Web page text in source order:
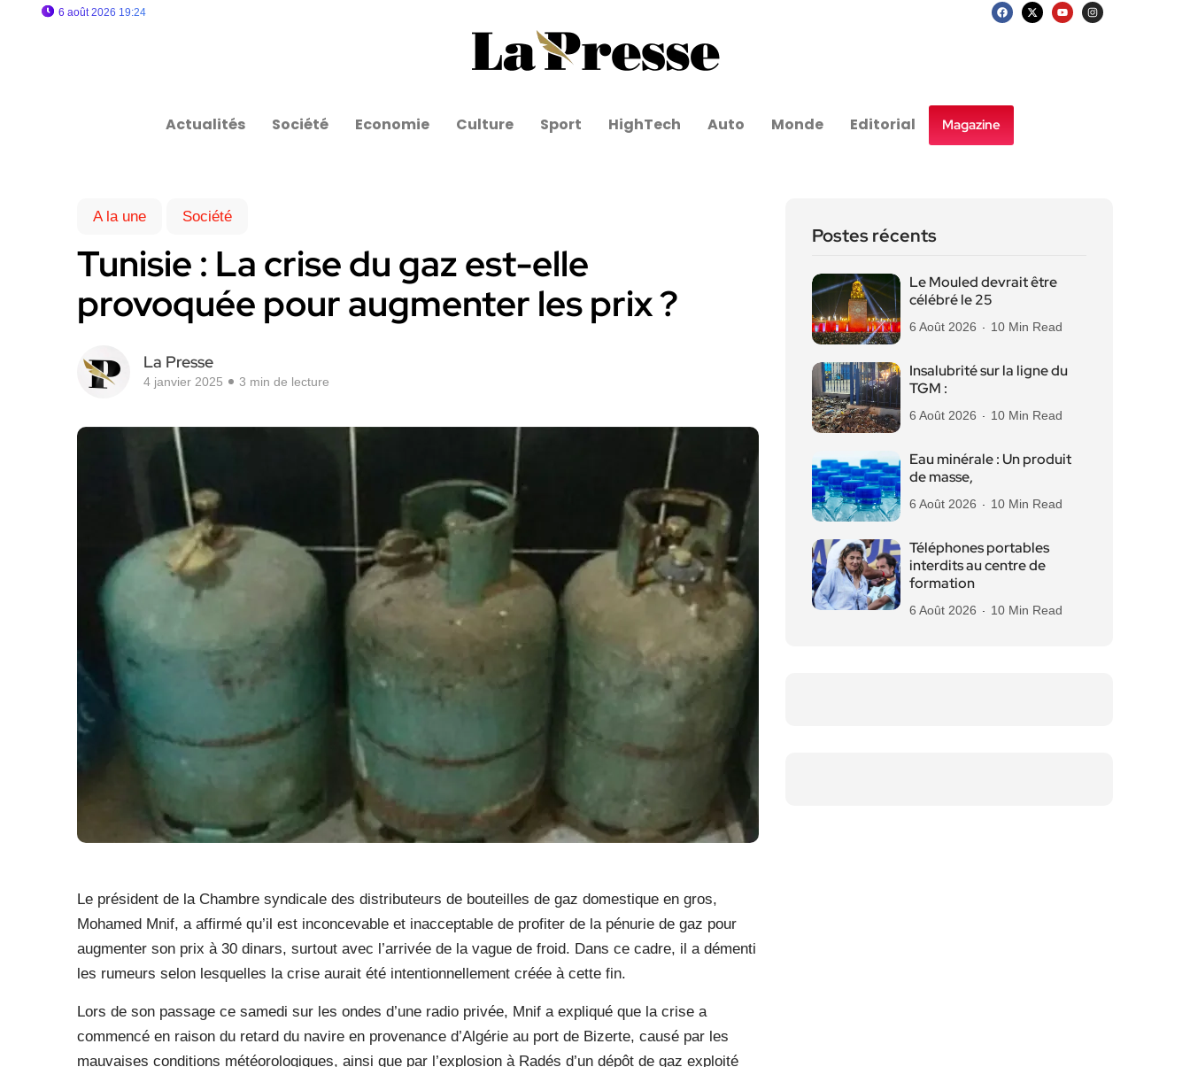
6 août 2026 19:24
Actualités Société Economie Culture Sport HighTech Auto Monde Editorial Magazine
A la une Société
Tunisie : La crise du gaz est-elle
provoquée pour augmenter les prix ?
La Presse
4 janvier 2025 3 min de lecture
Le président de la Chambre syndicale des distributeurs de bouteilles de gaz domestique en gros,
Mohamed Mnif, a affirmé qu’il est inconcevable et inacceptable de profiter de la pénurie de gaz pour
augmenter son prix à 30 dinars, surtout avec l’arrivée de la vague de froid. Dans ce cadre, il a démenti
les rumeurs selon lesquelles la crise aurait été intentionnellement créée à cette fin.
Lors de son passage ce samedi sur les ondes d’une radio privée, Mnif a expliqué que la crise a
commencé en raison du retard du navire en provenance d’Algérie au port de Bizerte, causé par les
mauvaises conditions météorologiques, ainsi que par l’explosion à Radés d’un dépôt de gaz exploité
Postes récents
Le Mouled devrait être
célébré le 25
6 Août 2026 10 Min Read
Insalubrité sur la ligne du
TGM :
6 Août 2026 10 Min Read
Eau minérale : Un produit
de masse,
6 Août 2026 10 Min Read
Téléphones portables
interdits au centre de
formation
6 Août 2026 10 Min Read